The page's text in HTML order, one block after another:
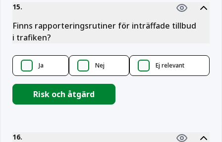
15.
Finns rapporteringsrutiner för inträffade tillbud
i trafiken?
Ja Nej Ej relevant
Risk och åtgärd
16.